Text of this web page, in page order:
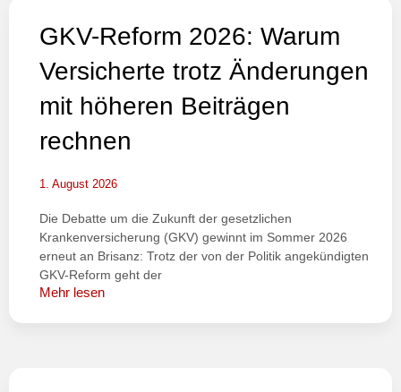
GKV-Reform 2026: Warum
Versicherte trotz Änderungen
mit höheren Beiträgen
rechnen
1. August 2026
Die Debatte um die Zukunft der gesetzlichen
Krankenversicherung (GKV) gewinnt im Sommer 2026
erneut an Brisanz: Trotz der von der Politik angekündigten
GKV-Reform geht der
Mehr lesen